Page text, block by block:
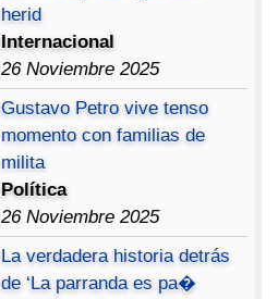
herid
Internacional
26 Noviembre 2025
Gustavo Petro vive tenso
momento con familias de
milita
Política
26 Noviembre 2025
La verdadera historia detrás
de ‘La parranda es pa�